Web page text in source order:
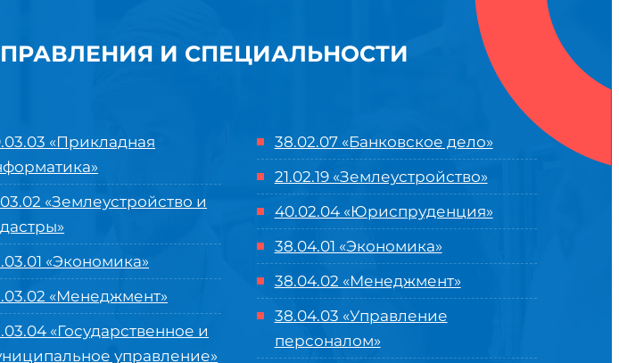
И СПЕЦИАЛЬНОСТИ
«Прикладная
«Землеустройство и
«Экономика»
«Менеджмент»
«Государственное и
управление»
38.02.07 «Банковское дело»
21.02.19 «Землеустройство»
40.02.04 «Юриспруденция»
38.04.01 «Экономика»
38.04.02 «Менеджмент»
38.04.03 «Управление
персоналом»